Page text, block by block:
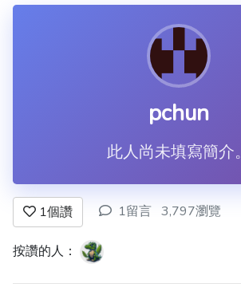
pchun
此人尚未填寫簡介。
1個讚 1留言 3,797瀏覽
按讚的人：